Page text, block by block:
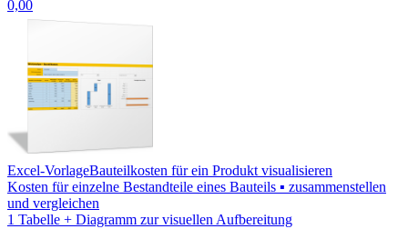
0,00
Excel-VorlageBauteilkosten für ein Produkt visualisieren
Kosten für einzelne Bestandteile eines Bauteils ▪ zusammenstellen
und vergleichen
1 Tabelle + Diagramm zur visuellen Aufbereitung